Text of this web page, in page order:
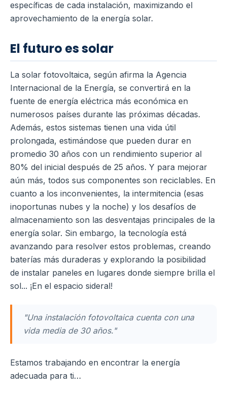
específicas de cada instalación, maximizando el
aprovechamiento de la energía solar.
El futuro es solar
La solar fotovoltaica, según afirma la Agencia
Internacional de la Energía, se convertirá en la
fuente de energía eléctrica más económica en
numerosos países durante las próximas décadas.
Además, estos sistemas tienen una vida útil
prolongada, estimándose que pueden durar en
promedio 30 años con un rendimiento superior al
80% del inicial después de 25 años. Y para mejorar
aún más, todos sus componentes son reciclables. En
cuanto a los inconvenientes, la intermitencia (esas
inoportunas nubes y la noche) y los desafíos de
almacenamiento son las desventajas principales de la
energía solar. Sin embargo, la tecnología está
avanzando para resolver estos problemas, creando
baterías más duraderas y explorando la posibilidad
de instalar paneles en lugares donde siempre brilla el
sol... ¡En el espacio sideral!
"Una instalación fotovoltaica cuenta con una
vida media de 30 años."
Estamos trabajando en encontrar la energía
adecuada para ti…